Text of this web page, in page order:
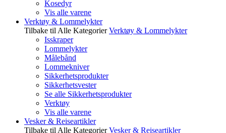
Kosedyr
Vis alle varene
Verktøy & Lommelykter
Tilbake til Alle Kategorier Verktøy & Lommelykter
Isskraper
Lommelykter
Målebånd
Lommekniver
Sikkerhetsprodukter
Sikkerhetsvester
Se alle Sikkerhetsprodukter
Verktøy
Vis alle varene
Vesker & Reiseartikler
Tilbake til Alle Kategorier Vesker & Reiseartikler